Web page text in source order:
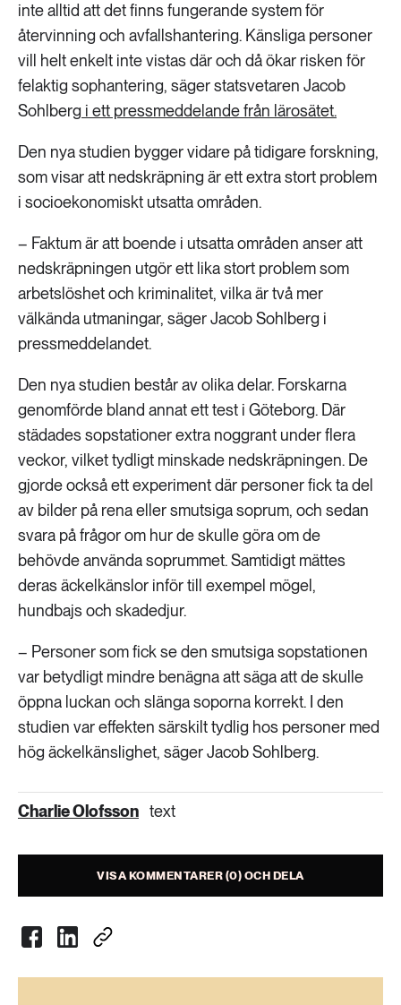
inte alltid att det finns fungerande system för
återvinning och avfallshantering. Känsliga personer
vill helt enkelt inte vistas där och då ökar risken för
felaktig sophantering, säger statsvetaren Jacob
Sohlberg i ett pressmeddelande från lärosätet.
Den nya studien bygger vidare på tidigare forskning,
som visar att nedskräpning är ett extra stort problem
i socioekonomiskt utsatta områden.
– Faktum är att boende i utsatta områden anser att
nedskräpningen utgör ett lika stort problem som
arbetslöshet och kriminalitet, vilka är två mer
välkända utmaningar, säger Jacob Sohlberg i
pressmeddelandet.
Den nya studien består av olika delar. Forskarna
genomförde bland annat ett test i Göteborg. Där
städades sopstationer extra noggrant under flera
veckor, vilket tydligt minskade nedskräpningen. De
gjorde också ett experiment där personer fick ta del
av bilder på rena eller smutsiga soprum, och sedan
svara på frågor om hur de skulle göra om de
behövde använda soprummet. Samtidigt mättes
deras äckelkänslor inför till exempel mögel,
hundbajs och skadedjur.
– Personer som fick se den smutsiga sopstationen
var betydligt mindre benägna att säga att de skulle
öppna luckan och slänga soporna korrekt. I den
studien var effekten särskilt tydlig hos personer med
hög äckelkänslighet, säger Jacob Sohlberg.
Charlie Olofsson text
VISA KOMMENTARER (0) OCH DELA